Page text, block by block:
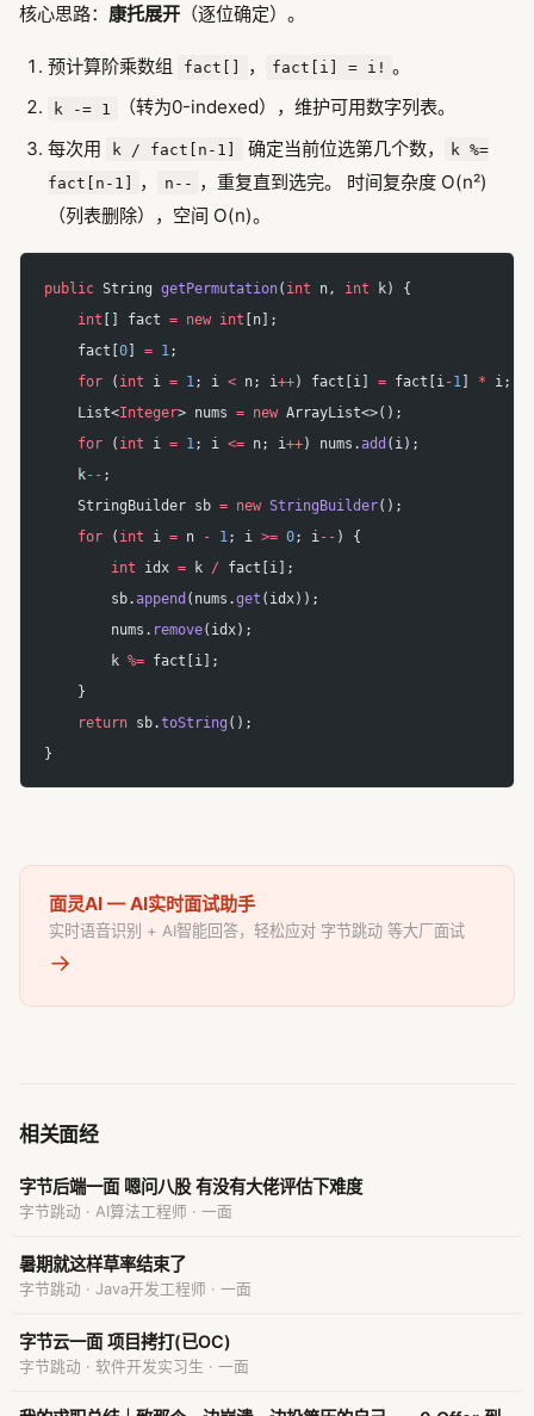
核心思路： 康托展开 （逐位确定）。
预计算阶乘数组 fact[] ， fact[i] = i! 。
k -= 1
（转为0-indexed），维护可用数字列表。
每次用
k / fact[n-1] 确定当前位选第几个数，
k %=
fact[n-1]
， n-- ，重复直到选完。 时间复杂度 O(n²)
（列表删除），空间 O(n)。
public String getPermutation( int n, int k) {
    int
[] fact = new int [n];
    fact[
0] = 1 ;
    for
( int i = 1 ; i < n; i++) fact[i] = fact[i -1 ] * i;
    List<
Integer> nums = new ArrayList<>();
    for
( int i = 1 ; i <= n; i++) nums.add (i);
    k
-- ;
    StringBuilder sb
= new StringBuilder();
    for
( int i = n - 1 ; i >= 0; i -- ) {
        int
idx = k / fact[i];
        sb.
append (nums.get (idx));
        nums.
remove(idx);
        k
%= fact[i];
    }
    return
sb.toString ();
}
面灵AI — AI实时面试助手
实时语音识别 + AI智能回答，轻松应对 字节跳动 等大厂面试
→
相关面经
字节后端一面 嗯问八股 有没有大佬评估下难度
字节跳动 · AI算法工程师 · 一面
暑期就这样草率结束了
字节跳动 · Java开发工程师 · 一面
字节云一面 项目拷打(已OC)
字节跳动 · 软件开发实习生 · 一面